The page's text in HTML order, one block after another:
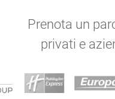
Prenota un
privati e